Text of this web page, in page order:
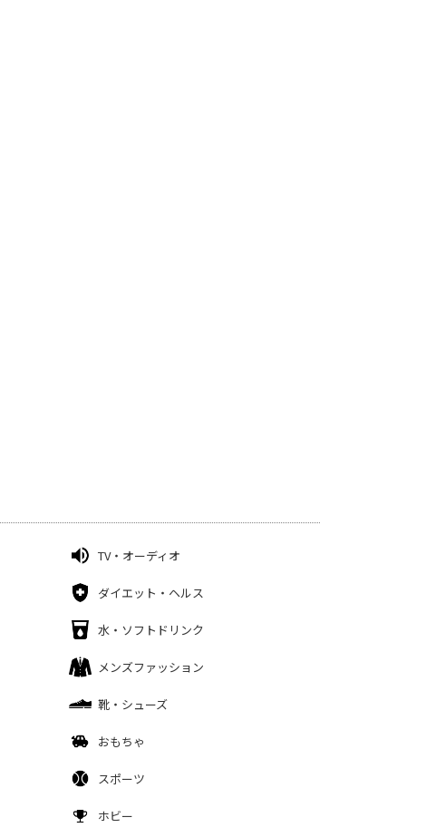
TV・オーディオ
ダイエット・ヘルス
水・ソフトドリンク
メンズファッション
靴・シューズ
おもちゃ
スポーツ
ホビー